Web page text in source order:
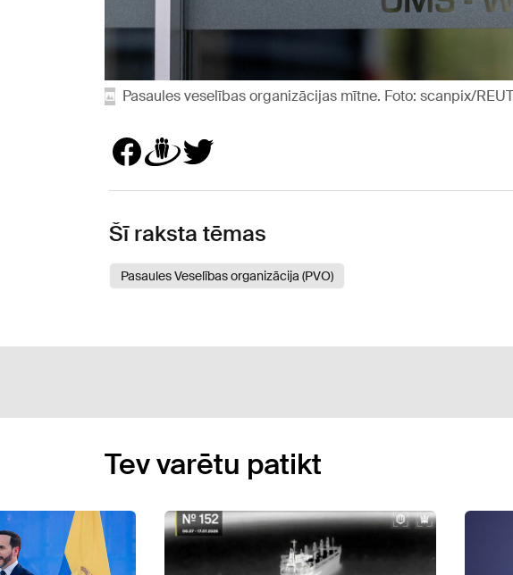
Pasaules veselības organizācijas mītne. Foto: scanpix/
Šī raksta tēmas
Pasaules Veselības organizācija (PVO)
Tev varētu patikt